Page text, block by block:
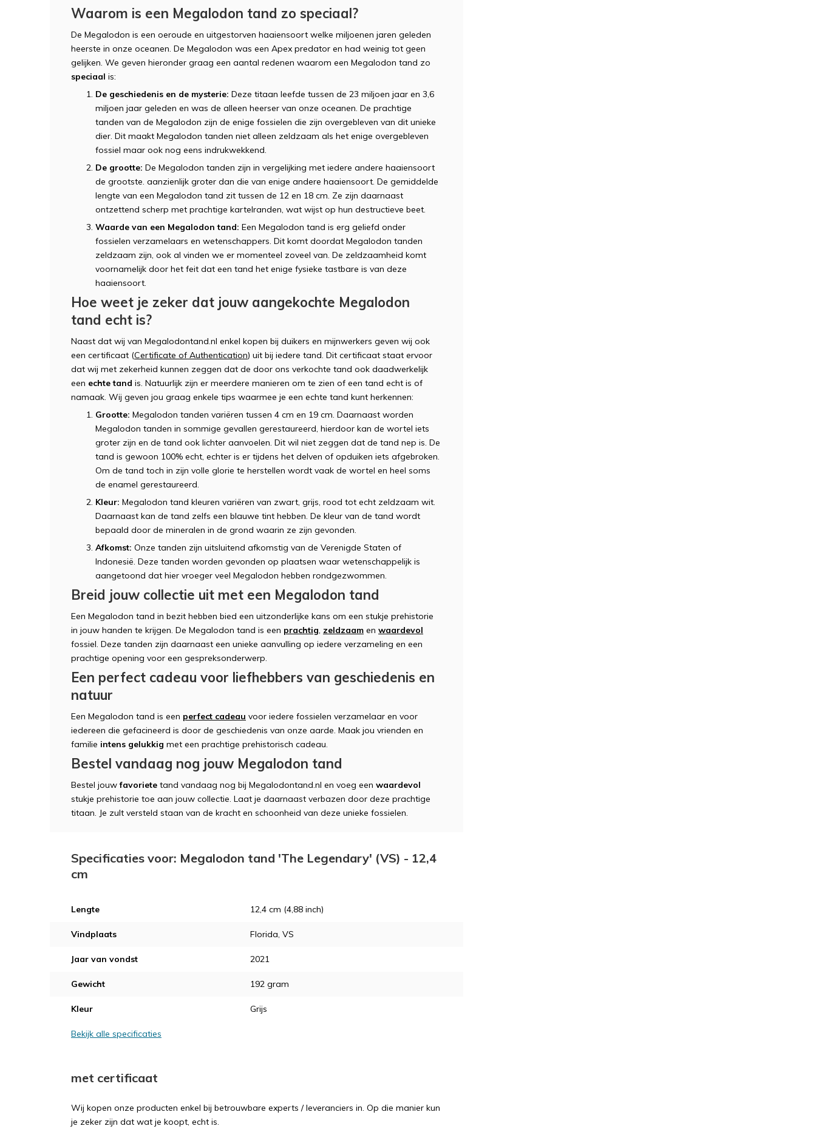
Waarom is een Megalodon tand zo speciaal?
De Megalodon is een oeroude en uitgestorven haaiensoort welke miljoenen jaren geleden
heerste in onze oceanen. De Megalodon was een Apex predator en had weinig tot geen
gelijken. We geven hieronder graag een aantal redenen waarom een Megalodon tand zo
speciaal is:
De geschiedenis en de mysterie: Deze titaan leefde tussen de 23 miljoen jaar en 3,6
miljoen jaar geleden en was de alleen heerser van onze oceanen. De prachtige
tanden van de Megalodon zijn de enige fossielen die zijn overgebleven van dit unieke
dier. Dit maakt Megalodon tanden niet alleen zeldzaam als het enige overgebleven
fossiel maar ook nog eens indrukwekkend.
De grootte: De Megalodon tanden zijn in vergelijking met iedere andere haaiensoort
de grootste. aanzienlijk groter dan die van enige andere haaiensoort. De gemiddelde
lengte van een Megalodon tand zit tussen de 12 en 18 cm. Ze zijn daarnaast
ontzettend scherp met prachtige kartelranden, wat wijst op hun destructieve beet.
Waarde van een Megalodon tand: Een Megalodon tand is erg geliefd onder
fossielen verzamelaars en wetenschappers. Dit komt doordat Megalodon tanden
zeldzaam zijn, ook al vinden we er momenteel zoveel van. De zeldzaamheid komt
voornamelijk door het feit dat een tand het enige fysieke tastbare is van deze
haaiensoort.
Hoe weet je zeker dat jouw aangekochte Megalodon
tand echt is?
Naast dat wij van Megalodontand.nl enkel kopen bij duikers en mijnwerkers geven wij ook
een certificaat (Certificate of Authentication) uit bij iedere tand. Dit certificaat staat ervoor
dat wij met zekerheid kunnen zeggen dat de door ons verkochte tand ook daadwerkelijk
een echte tand is. Natuurlijk zijn er meerdere manieren om te zien of een tand echt is of
namaak. Wij geven jou graag enkele tips waarmee je een echte tand kunt herkennen:
Grootte: Megalodon tanden variëren tussen 4 cm en 19 cm. Daarnaast worden
Megalodon tanden in sommige gevallen gerestaureerd, hierdoor kan de wortel iets
groter zijn en de tand ook lichter aanvoelen. Dit wil niet zeggen dat de tand nep is. De
tand is gewoon 100% echt, echter is er tijdens het delven of opduiken iets afgebroken.
Om de tand toch in zijn volle glorie te herstellen wordt vaak de wortel en heel soms
de enamel gerestaureerd.
Kleur: Megalodon tand kleuren variëren van zwart, grijs, rood tot echt zeldzaam wit.
Daarnaast kan de tand zelfs een blauwe tint hebben. De kleur van de tand wordt
bepaald door de mineralen in de grond waarin ze zijn gevonden.
Afkomst: Onze tanden zijn uitsluitend afkomstig van de Verenigde Staten of
Indonesië. Deze tanden worden gevonden op plaatsen waar wetenschappelijk is
aangetoond dat hier vroeger veel Megalodon hebben rondgezwommen.
Breid jouw collectie uit met een Megalodon tand
Een Megalodon tand in bezit hebben bied een uitzonderlijke kans om een stukje prehistorie
in jouw handen te krijgen. De Megalodon tand is een prachtig zeldzaam en waardevol
fossiel. Deze tanden zijn daarnaast een unieke aanvulling op iedere verzameling en een
prachtige opening voor een gespreksonderwerp.
Een perfect cadeau voor liefhebbers van geschiedenis en
natuur
Een Megalodon tand is een perfect cadeau voor iedere fossielen verzamelaar en voor
iedereen die gefacineerd is door de geschiedenis van onze aarde. Maak jou vrienden en
familie intens gelukkig met een prachtige prehistorisch cadeau.
Bestel vandaag nog jouw Megalodon tand
Bestel jouwfavoriete tand vandaag nog bij Megalodontand.nl en voeg een waardevol
stukje prehistorie toe aan jouw collectie. Laat je daarnaast verbazen door deze prachtige
titaan. Je zult versteld staan van de kracht en schoonheid van deze unieke fossielen.
Specificaties voor: Megalodon tand 'The Legendary' (VS) - 12,4
cm
Lengte 12,4 cm (4,88 inch)
Vindplaats Florida, VS
Jaar van vondst 2021
Gewicht 192 gram
Kleur Grijs
Bekijk alle specificaties
met certificaat
Wij kopen onze producten enkel bij betrouwbare experts / leveranciers in. Op die manier kun
je zeker zijn dat wat je koopt, echt is.